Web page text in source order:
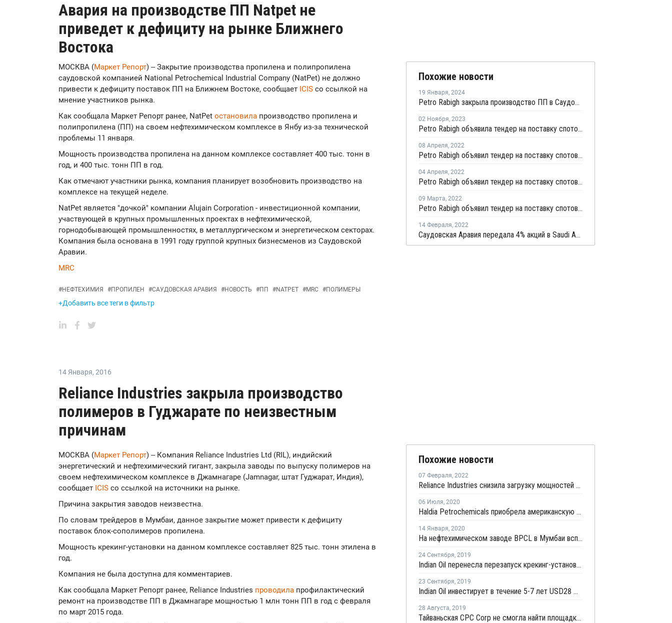
Авария на производстве ПП Natpet не
приведет к дефициту на рынке Ближнего
Востока
МОСКВА (Маркет Репорт) -- Закрытие производства пропилена и полипропилена
саудовской компанией National Petrochemical Industrial Company (NatPet) не должно
привести к дефициту поставок ПП на Ближнем Востоке, сообщает ICIS со ссылкой на
мнение участников рынка.
Как сообщала Маркет Репорт ранее, NatPet остановила производство пропилена и
полипропилена (ПП) на своем нефтехимическом комплексе в Янбу из-за технической
проблемы 11 января.
Мощность производства пропилена на данном комплексе составляет 400 тыс. тонн в
год, и 400 тыс. тонн ПП в год.
Как отмечают участники рынка, компания планирует возобновить производство на
комплексе на текущей неделе.
NatPet является "дочкой" компании Alujain Corporation - инвестиционной компании,
участвующей в крупных промышленных проектах в нефтехимической,
горнодобывающей промышленностях, в металлургическом и энергетическом секторах.
Компания была основана в 1991 году группой крупных бизнесменов из Саудовской
Аравии.
MRC
#НЕФТЕХИМИЯ #ПРОПИЛЕН #САУДОВСКАЯ АРАВИЯ #НОВОСТЬ #ПП #NATPET #MRC #ПОЛИМЕРЫ
+Добавить все теги в фильтр
Похожие новости
19 Января, 2024
Petro Rabigh закрыла производство ПП в Саудовской Аравии на ремонт
02 Ноября, 2023
Petro Rabigh объявила тендер на поставку спотовой партии этилена с отгрузкой в середине ноября
08 Апреля, 2022
Petro Rabigh объявил тендер на поставку спотовой партии этилена с отгрузкой во второй половине апреля
04 Апреля, 2022
Petro Rabigh объявил тендер на поставку спотовой партии пропилена с отгрузкой в середине апреля
09 Марта, 2022
Petro Rabigh объявил тендер на поставку спотовой партии пропилена с отгрузкой во второй половине марта
14 Февраля, 2022
Саудовская Аравия передала 4% акций в Saudi Aramco в Фонд национального благосостояния
14 Января, 2016
Reliance Industries закрыла производство
полимеров в Гуджарате по неизвестным
причинам
МОСКВА (Маркет Репорт) -- Компания Reliance Industries Ltd (RIL), индийский
энергетический и нефтехимический гигант, закрыла заводы по выпуску полимеров на
своем нефтехимическом комплексе в Джамнагаре (Jamnagar, штат Гуджарат, Индия),
сообщает ICIS со ссылкой на источники на рынке.
Причина закрытия заводов неизвестна.
По словам трейдеров в Мумбаи, данное закрытие может привести к дефициту
поставок блок-сополимеров пропилена.
Мощность крекинг-установки на данном комплексе составляет 825 тыс. тонн этилена в
год.
Компания не была доступна для комментариев.
Как сообщала Маркет Репорт ранее, Reliance Industries проводила профилактический
ремонт на производстве ПП в Джамнагаре мощностью 1 млн тонн ПП в год с февраля
по март 2015 года.
Похожие новости
07 Февраля, 2022
Reliance Industries снизила загрузку мощностей на линиях ПП в Джамнагаре на 20-30%
06 Июля, 2020
Haldia Petrochemicals приобрела американскую Lummus Technology за USD2,7 млрд
14 Января, 2020
На нефтехимическом заводе BPCL в Мумбаи вспыхнул пожар
24 Сентября, 2019
Indian Oil перенесла перезапуск крекинг-установки в Панипате после ремонта на начало октября
23 Сентября, 2019
Indian Oil инвестирует в течение 5-7 лет USD28 млрд в нефтепереработку и нефтехимические производства
28 Августа, 2019
Тайваньская CPC Corp не смогла найти площадку для строительства нового нефтехимического комплекса в Парадипе